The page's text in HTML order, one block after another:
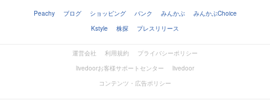
Peachy ブログ ショッピング バンク みんかぶ
みんかぶChoice
Kstyle
株探 プレスリリース
運営会社 利用規約
プライバシーポリシー
livedoorお客様サポートセンター
livedoor
コンテンツ・広告ポリシー